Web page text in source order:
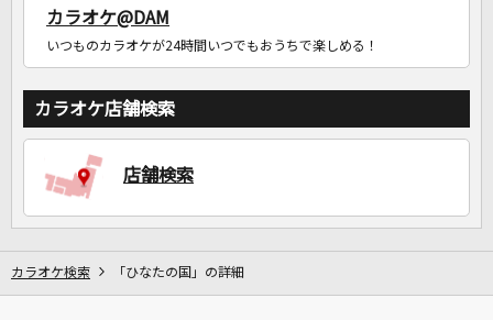
カラオケ@DAM
いつものカラオケが24時間いつでもおうちで楽しめる！
カラオケ店舗検索
店舗検索
カラオケ検索 「ひなたの国」の詳細